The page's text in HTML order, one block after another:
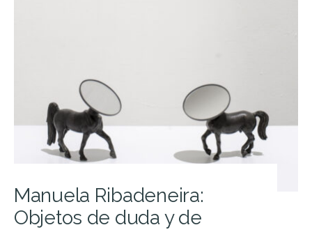
Manuela Ribadeneira:
Objetos de duda y de